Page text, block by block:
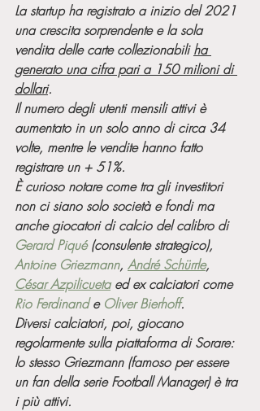
La startup ha registrato a inizio del 2021
una crescita sorprendente e la sola
vendita delle carte collezionabili ha
generato una cifra pari a 150 milioni di
dollari.
Il numero degli utenti mensili attivi è
aumentato in un solo anno di circa 34
volte, mentre le vendite hanno fatto
registrare un + 51%.
È curioso notare come tra gli investitori
non ci siano solo società e fondi ma
anche giocatori di calcio del calibro di
Gerard Piqué (consulente strategico),
Antoine Griezmann, André Schürrle,
César Azpilicueta ed ex calciatori come
Rio Ferdinand e Oliver Bierhoff.
Diversi calciatori, poi, giocano
regolarmente sulla piattaforma di Sorare:
lo stesso Griezmann (famoso per essere
un fan della serie Football Manager) è tra
i più attivi.